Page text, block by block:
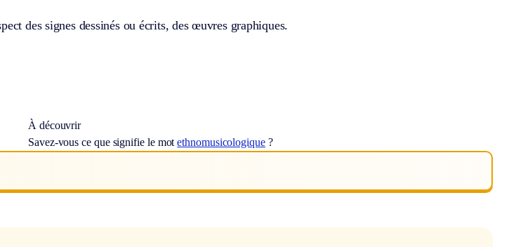
des signes dessinés ou écrits, des œuvres graphiques.
À découvrir
Savez-vous ce que signifie le motethnomusicologique?